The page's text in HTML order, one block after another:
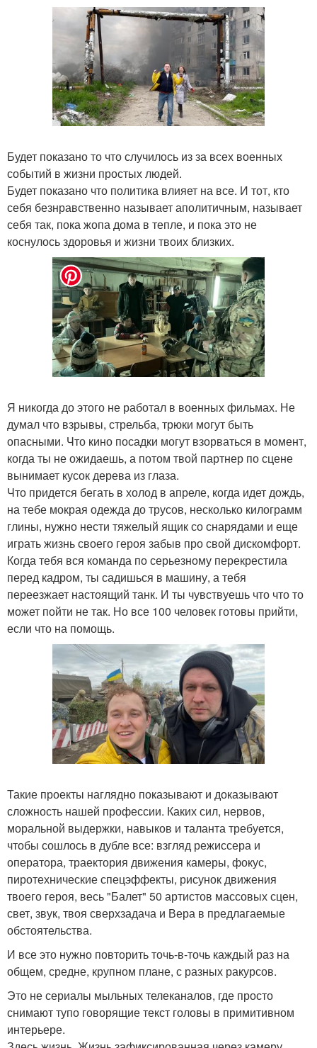
Будет показано то что случилось из за всех военных
событий в жизни простых людей.
Будет показано что политика влияет на все. И тот, кто
себя безнравственно называет аполитичным, называет
себя так, пока жопа дома в тепле, и пока это не
коснулось здоровья и жизни твоих близких.
Я никогда до этого не работал в военных фильмах. Не
думал что взрывы, стрельба, трюки могут быть
опасными. Что кино посадки могут взорваться в момент,
когда ты не ожидаешь, а потом твой партнер по сцене
вынимает кусок дерева из глаза.
Что придется бегать в холод в апреле, когда идет дождь,
на тебе мокрая одежда до трусов, несколько килограмм
глины, нужно нести тяжелый ящик со снарядами и еще
играть жизнь своего героя забыв про свой дискомфорт.
Когда тебя вся команда по серьезному перекрестила
перед кадром, ты садишься в машину, а тебя
переезжает настоящий танк. И ты чувствуешь что что то
может пойти не так. Но все 100 человек готовы прийти,
если что на помощь.
Такие проекты наглядно показывают и доказывают
сложность нашей профессии. Каких сил, нервов,
моральной выдержки, навыков и таланта требуется,
чтобы сошлось в дубле все: взгляд режиссера и
оператора, траектория движения камеры, фокус,
пиротехнические спецэффекты, рисунок движения
твоего героя, весь "Балет" 50 артистов массовых сцен,
свет, звук, твоя сверхзадача и Вера в предлагаемые
обстоятельства.
И все это нужно повторить точь-в-точь каждый раз на
общем, средне, крупном плане, с разных ракурсов.
Это не сериалы мыльных телеканалов, где просто
снимают тупо говорящие текст головы в примитивном
интерьере.